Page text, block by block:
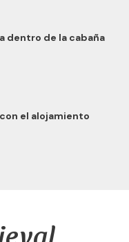
dentro de la cabaña
el alojamiento